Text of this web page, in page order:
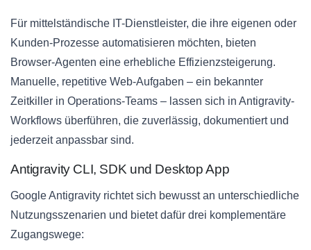
Für mittelständische IT-Dienstleister, die ihre eigenen oder
Kunden-Prozesse automatisieren möchten, bieten
Browser-Agenten eine erhebliche Effizienzsteigerung.
Manuelle, repetitive Web-Aufgaben – ein bekannter
Zeitkiller in Operations-Teams – lassen sich in Antigravity-
Workflows überführen, die zuverlässig, dokumentiert und
jederzeit anpassbar sind.
Antigravity CLI, SDK und Desktop App
Google Antigravity richtet sich bewusst an unterschiedliche
Nutzungsszenarien und bietet dafür drei komplementäre
Zugangswege: